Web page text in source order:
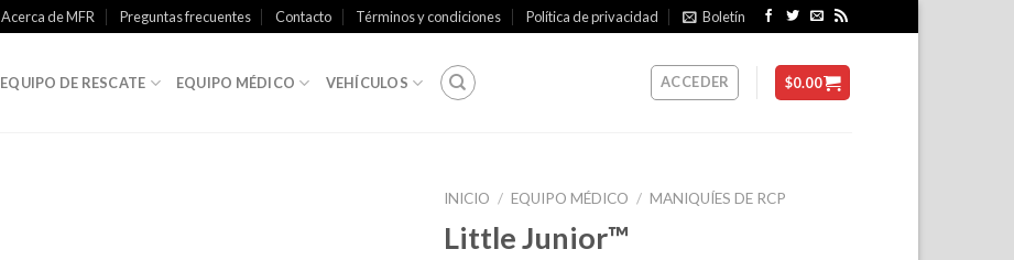
Acerca de MFR Preguntas frecuentes Contacto Términos y condiciones Política de privacidad Boletín
EQUIPO DE RESCATE EQUIPO MÉDICO VEHÍCULOS ACCEDER $0.00
INICIO / EQUIPO MÉDICO / MANIQUÍES DE RCP
Little Junior™